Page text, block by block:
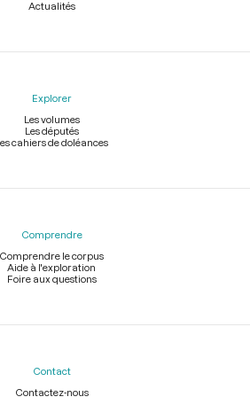
Actualités
Explorer
Les volumes
Les députés
cahiers de doléances
Comprendre
Comprendre le corpus
Aide à l'exploration
Foire aux questions
Contact
Contactez-nous